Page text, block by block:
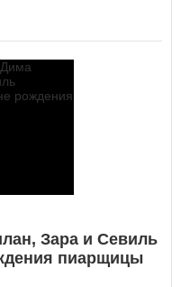
Зара и Севиль
пиарщицы